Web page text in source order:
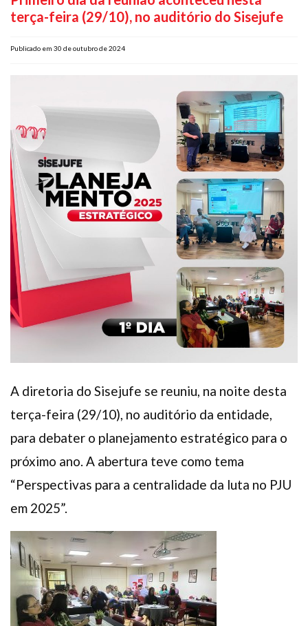
terça-feira (29/10), no auditório do Sisejufe
Publicado em 30 de outubro de 2024
A diretoria do Sisejufe se reuniu, na noite desta
terça-feira (29/10), no auditório da entidade,
para debater o planejamento estratégico para o
próximo ano. A abertura teve como tema
“Perspectivas para a centralidade da luta no PJU
em 2025”.
Plano de Saúde
Pós-graduação